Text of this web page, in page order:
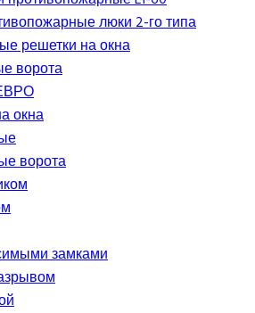
люки 2-го типа
решетки на окна
ворота
окна
ворота
замками